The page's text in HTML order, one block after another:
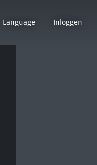
Language Inloggen